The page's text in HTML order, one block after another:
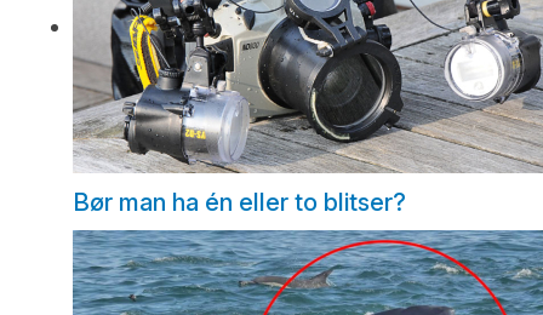
Bør man ha én eller to blitser?